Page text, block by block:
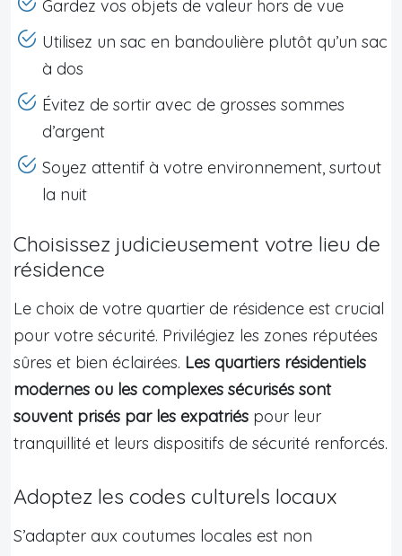
Gardez vos objets de valeur hors de vue
Utilisez un sac en bandoulière plutôt qu’un sac
à dos
Évitez de sortir avec de grosses sommes
d’argent
Soyez attentif à votre environnement, surtout
la nuit
Choisissez judicieusement votre lieu de
résidence
Le choix de votre quartier de résidence est crucial
pour votre sécurité. Privilégiez les zones réputées
sûres et bien éclairées. Les quartiers résidentiels
modernes ou les complexes sécurisés sont
souvent prisés par les expatriés pour leur
tranquillité et leurs dispositifs de sécurité renforcés.
Adoptez les codes culturels locaux
S’adapter aux coutumes locales est non